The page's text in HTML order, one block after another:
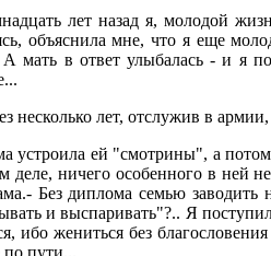
лет назад я, молодой
объяснила мне, что я еще
А мать в ответ улыбалась - и я
несколько лет, отслужив в
устроила ей "смотрины", а
деле, ничего особенного в ней
Без диплома семью заводить
и выспаривать"?.. Я
ибо жениться без